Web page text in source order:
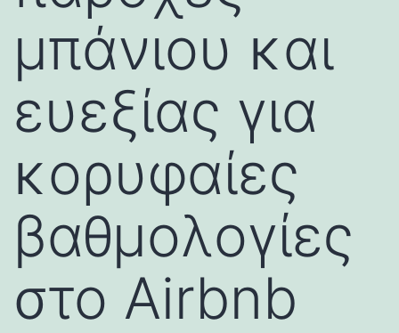
μπάνιου και
ευεξίας για
κορυφαίες
βαθμολογίες
στο Airbnb